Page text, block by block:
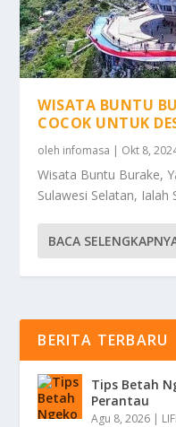
WISATA BUNTU
COCOK UNTUK
oleh infomasa | Okt 8,
Wisata Buntu Burake,
Sulawesi Selatan, Ialah
BACA
BERITA TERBARU
Tips Betah
Perantau
Agu 8, 2026 |